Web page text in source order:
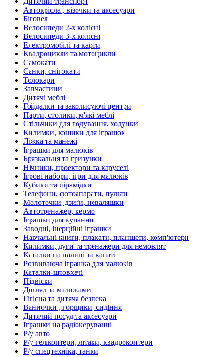
Автокрісла , візочки та аксесуари
Біговел
Велосипеди 2-х колісні
Велосипеди 3-х колісні
Електромобілі та карти
Квадроцикли та мотоцикли
Самокати
Санки, снігокати
Толокари
Запчастини
Дитячі меблі
Гойдалки та заколисуючі центри
Парти, столики, м'які меблі
Стільчики для годування, ходунки
Килимки, кошики для іграшок
Ліжка та манежі
Іграшки для малюків
Брязкальця та гризунки
Нічники, проектори та каруселі
Ігрові набори, ігри для малюків
Кубики та пірамідки
Телефони, фотоапарати, пульти
Молоточки, дзиґи, неваляшки
Автотренажер, кермо
Іграшки для купання
Заводні, інерційні іграшки
Навчальні книги, плакати, планшети, комп'ютери
Килимки, дуги та тренажери для немовлят
Каталки на палиці та канаті
Розвиваюча іграшка для малюків
Каталки-штовхачі
Підвіски
Догляд за малюками
Гігієна та дитяча безпека
Ванночки , горщики, сидіння
Дитячий посуд та аксесуари
Іграшки на радіокеруванні
Р/у авто
Р/у гелікоптери, літаки, квадрокоптери
Р/у спецтехніка, танки